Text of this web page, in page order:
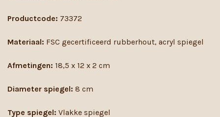
Productcode: 73372
Materiaal: FSC gecertificeerd rubberhout, acryl spiegel
Afmetingen: 18,5 x 12 x 2 cm
Diameter spiegel: 8 cm
Type spiegel: Vlakke spiegel